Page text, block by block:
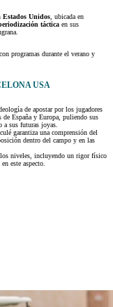
Estados Unidos, ubicada en
táctica en sus
programas durante el verano y
USA
de apostar por los jugadores
España y Europa, puliendo sus
a sus futuras joyas.
garantiza una comprensión del
dentro del campo y en las
los niveles, incluyendo un rigor físico
este aspecto.